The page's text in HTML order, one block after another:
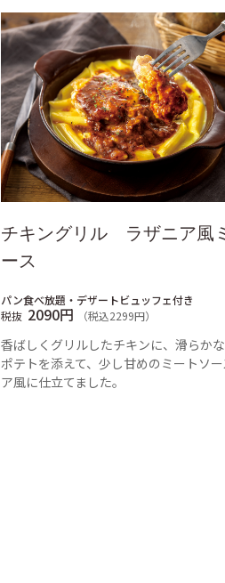
チキングリル ラザニア風
ース
パン食べ放題・デザートビュッフェ付き
税抜 2090円 （税込2299円）
香ばしくグリルしたチキンに、滑らか
ポテトを添えて、少し甘めのミートソ
ア風に仕立てました。